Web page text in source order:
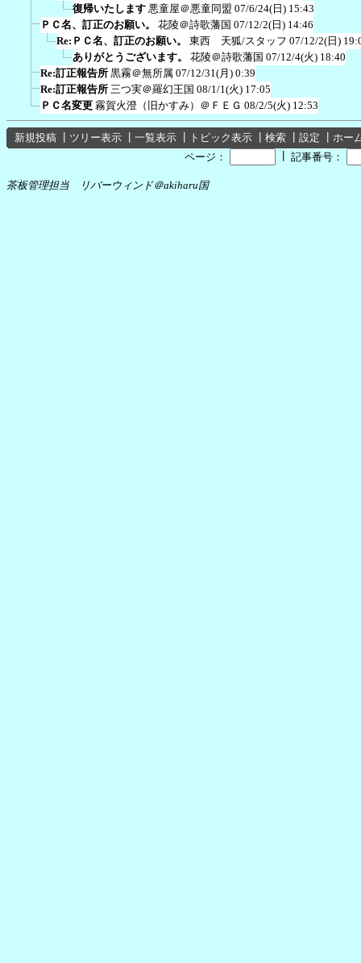
復帰いたします 悪童屋＠悪童同盟 07/6/24(日) 15:43
ＰＣ名、訂正のお願い。
花陵＠詩歌藩国 07/12/2(日) 14:46
Re:ＰＣ名、訂正のお願い。
東西 天狐/スタッフ 07/12/2(日)
ありがとうございます。
花陵＠詩歌藩国 07/12/4(火) 18:40
Re:訂正報告所 黒霧＠無所属 07/12/31(月) 0:39
Re:訂正報告所 三つ実＠羅幻王国 08/1/1(火) 17:05
ＰＣ名変更 霧賀火澄（旧かすみ）＠ＦＥＧ 08/2/5(火) 12:53
新規投稿 ツリー表示 一覧表示 トピック表示 検索 設定
ホー
ページ：
記事番号：
茶板管理担当 リバーウィンド＠akiharu国